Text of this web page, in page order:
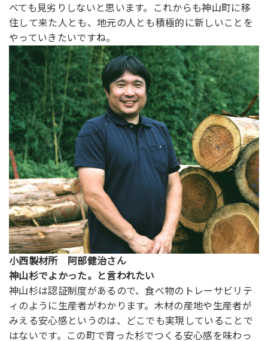
べても見劣りしないと思います。これからも神山町に移
住して来た人とも、地元の人とも積極的に新しいことを
やっていきたいですね。
小西製材所 阿部健治さん
神山杉でよかった。と言われたい
神山杉は認証制度があるので、食べ物のトレーサビリテ
ィのように生産者がわかります。木材の産地や生産者が
みえる安心感というのは、どこでも実現していることで
はないです。この町で育った杉でつくる安心感を味わっ